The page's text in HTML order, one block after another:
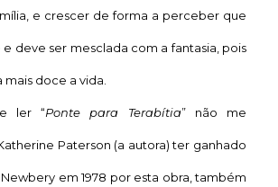
e crescer de forma a perceber que
deve ser mesclada com a fantasia, pois
mais doce a vida.
ler “Ponte para Terabítia” não me
Paterson (a autora) ter ganhado
em 1978 por esta obra, também